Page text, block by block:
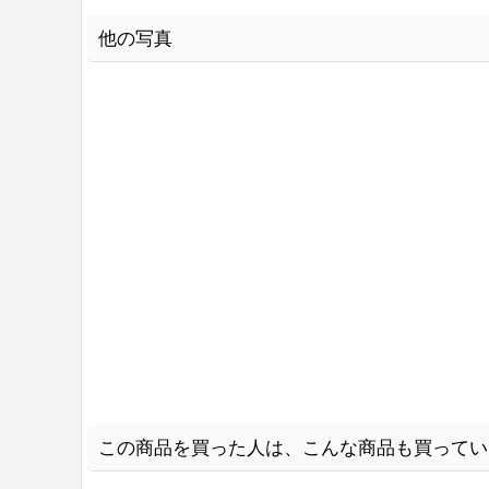
他の写真
この商品を買った人は、こんな商品も買って